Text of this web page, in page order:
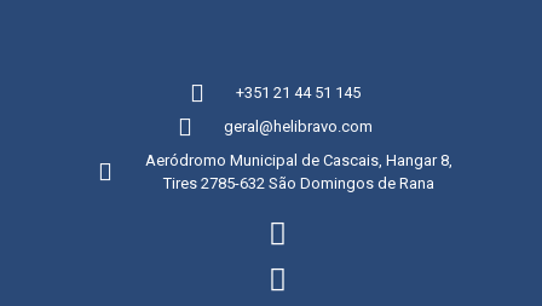
+351 21 44 51 145
geral@helibravo.com
Aeródromo Municipal de Cascais, Hangar 8,
Tires 2785-632 São Domingos de Rana